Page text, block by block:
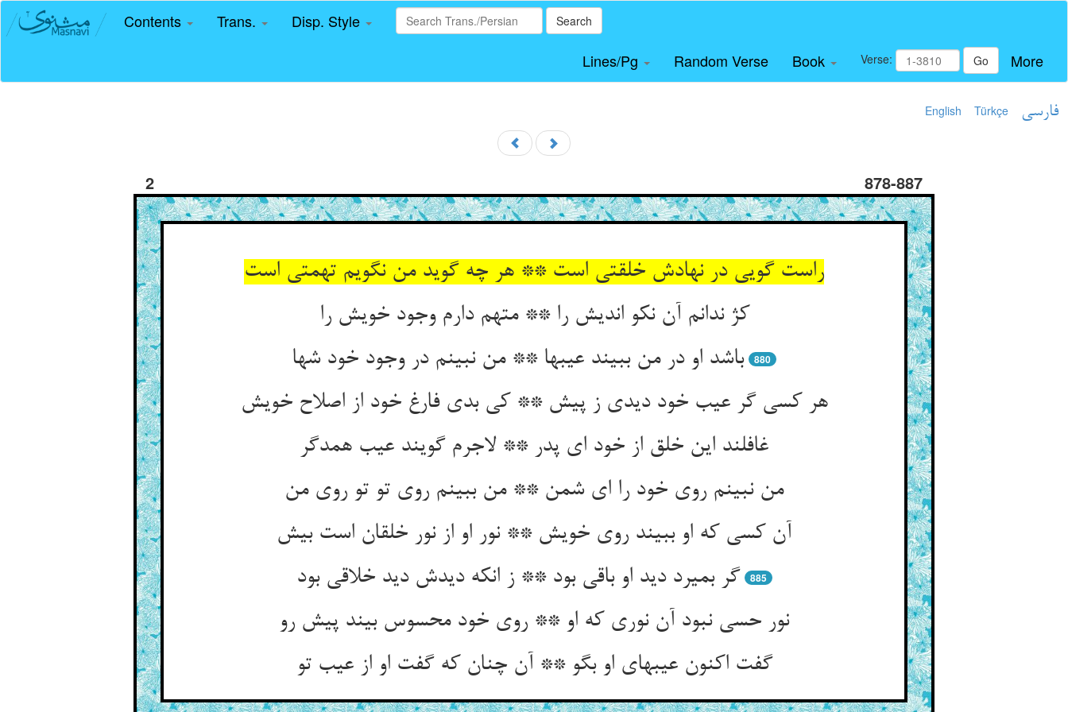
Contents Trans. Disp. Style Search
Lines/Pg Random Verse Book Verse: Go More
English Türkçe فارسی
2 878-887
راست گویی در نهادش خلقتی است ** هر چه گوید من نگویم تهمتی است‏
کژ ندانم آن نکو اندیش را ** متهم دارم وجود خویش را
باشد او در من ببیند عیبها ** من نبینم در وجود خود شها
880
هر کسی گر عیب خود دیدی ز پیش ** کی بدی فارغ خود از اصلاح خویش‏
غافلند این خلق از خود ای پدر ** لاجرم گویند عیب همدگر
من نبینم روی خود را ای شمن ** من ببینم روی تو تو روی من‏
آن کسی که او ببیند روی خویش ** نور او از نور خلقان است بیش‏
گر بمیرد دید او باقی بود ** ز انکه دیدش دید خلاقی بود
885
نور حسی نبود آن نوری که او ** روی خود محسوس بیند پیش رو
گفت اکنون عیبهای او بگو ** آن چنان که گفت او از عیب تو